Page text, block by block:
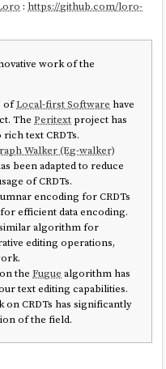
: https://github.com/loro-
work of the
ofLocal-first Software have
ThePeritext project has
text CRDTs.
Walker (Eg-walker)
been adapted to reduce
of CRDTs.
encoding for CRDTs
efficient data encoding.
algorithm for
editing operations,
theFugue algorithm has
text editing capabilities.
on CRDTs has significantly
of the field.